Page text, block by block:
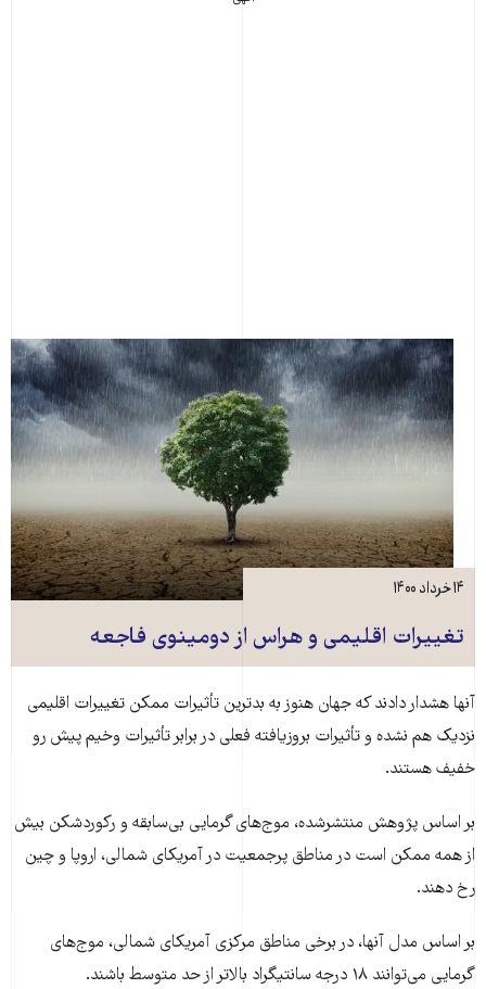
تغییرات اقلیمی و هراس از دومینوی فاجعه
۱۴ خرداد ۱۴۰۰
آنها هشدار دادند که جهان هنوز به بدترین تأثیرات ممکن تغییرات اقلیمی
نزدیک هم نشده و تأثیرات بروزیافته فعلی در برابر تأثیرات وخیم پیش رو
خفیف هستند.
بر اساس پژوهش منتشرشده، موج‌های گرمایی بی‌سابقه و رکوردشکن بیش
از همه ممکن است در مناطق پرجمعیت در آمریکای شمالی، اروپا و چین
رخ دهند.
بر اساس مدل آنها، در برخی مناطق مرکزی آمریکای شمالی، موج‌های
گرمایی می‌توانند ۱۸ درجه سانتیگراد بالاتر از حد متوسط باشند.